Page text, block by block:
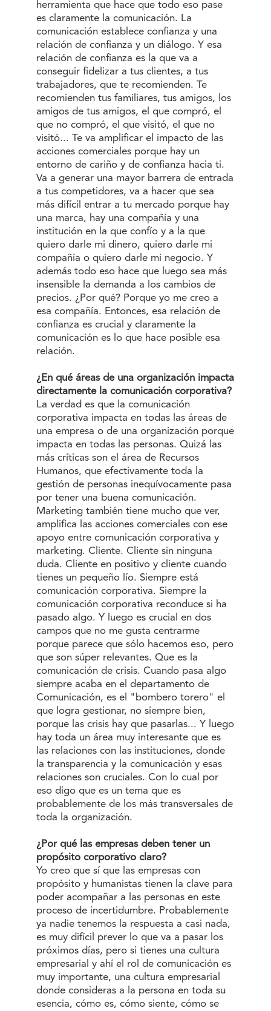
herramienta que hace que todo eso pase
es claramente la comunicación. La
comunicación establece confianza y una
relación de confianza y un diálogo. Y esa
relación de confianza es la que va a
conseguir fidelizar a tus clientes, a tus
trabajadores, que te recomienden. Te
recomienden tus familiares, tus amigos, los
amigos de tus amigos, el que compró, el
que no compró, el que visitó, el que no
visitó... Te va amplificar el impacto de las
acciones comerciales porque hay un
entorno de cariño y de confianza hacia ti.
Va a generar una mayor barrera de entrada
a tus competidores, va a hacer que sea
más difícil entrar a tu mercado porque hay
una marca, hay una compañía y una
institución en la que confío y a la que
quiero darle mi dinero, quiero darle mi
compañía o quiero darle mi negocio. Y
además todo eso hace que luego sea más
insensible la demanda a los cambios de
precios. ¿Por qué? Porque yo me creo a
esa compañía. Entonces, esa relación de
confianza es crucial y claramente la
comunicación es lo que hace posible esa
relación.
¿En qué áreas de una organización impacta
directamente la comunicación corporativa?
La verdad es que la comunicación
corporativa impacta en todas las áreas de
una empresa o de una organización porque
impacta en todas las personas. Quizá las
más críticas son el área de Recursos
Humanos, que efectivamente toda la
gestión de personas inequívocamente pasa
por tener una buena comunicación.
Marketing también tiene mucho que ver,
amplifica las acciones comerciales con ese
apoyo entre comunicación corporativa y
marketing. Cliente. Cliente sin ninguna
duda. Cliente en positivo y cliente cuando
tienes un pequeño lío. Siempre está
comunicación corporativa. Siempre la
comunicación corporativa reconduce si ha
pasado algo. Y luego es crucial en dos
campos que no me gusta centrarme
porque parece que sólo hacemos eso, pero
que son súper relevantes. Que es la
comunicación de crisis. Cuando pasa algo
siempre acaba en el departamento de
Comunicación, es el "bombero torero" el
que logra gestionar, no siempre bien,
porque las crisis hay que pasarlas... Y luego
hay toda un área muy interesante que es
las relaciones con las instituciones, donde
la transparencia y la comunicación y esas
relaciones son cruciales. Con lo cual por
eso digo que es un tema que es
probablemente de los más transversales de
toda la organización.
¿Por qué las empresas deben tener un
propósito corporativo claro?
Yo creo que sí que las empresas con
propósito y humanistas tienen la clave para
poder acompañar a las personas en este
proceso de incertidumbre. Probablemente
ya nadie tenemos la respuesta a casi nada,
es muy difícil prever lo que va a pasar los
próximos días, pero si tienes una cultura
empresarial y ahí el rol de comunicación es
muy importante, una cultura empresarial
donde consideras a la persona en toda su
esencia, cómo es, cómo siente, cómo se